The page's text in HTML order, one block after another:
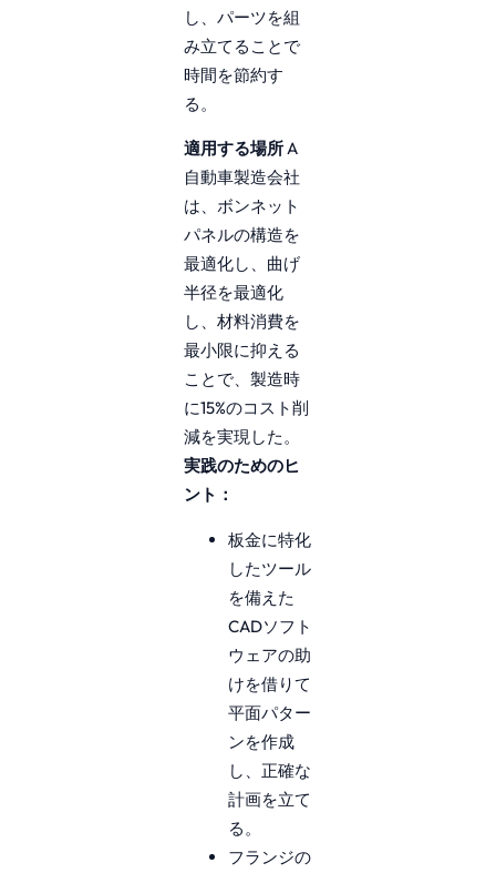
し、パーツを組
み立てることで
時間を節約す
る。
適用する場所A
自動車製造会社
は、ボンネット
パネルの構造を
最適化し、曲げ
半径を最適化
し、材料消費を
最小限に抑える
ことで、製造時
に15%のコスト削
減を実現した。
実践のためのヒ
ント：
板金に特化
したツール
を備えた
CADソフト
ウェアの助
けを借りて
平面パター
ンを作成
し、正確な
計画を立て
る。
フランジの